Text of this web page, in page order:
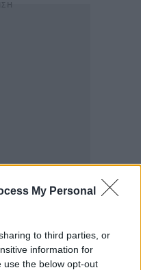
My Personal
to third parties, or
information for
use the below opt-out